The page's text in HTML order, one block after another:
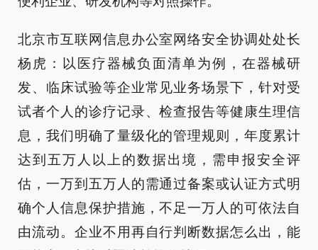
北京市互联网信息办公室网络安全协调处处长
杨虎：以医疗器械负面清单为例，在器械研
发、临床试验等企业常见业务场景下，针对受
试者个人的诊疗记录、检查报告等健康生理信
息，我们明确了量级化的管理规则，年度累计
达到五万人以上的数据出境，需申报安全评
估，一万到五万人的需通过备案或认证方式明
确个人信息保护措施，不足一万人的可依法自
由流动。企业不用再自行判断数据怎么出，能